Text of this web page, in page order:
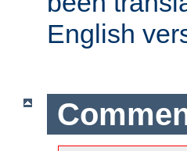
English